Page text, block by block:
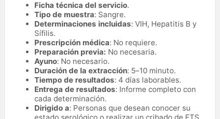
Ficha técnica del servicio.
Tipo de muestra: Sangre.
Determinaciones incluidas: VIH, Hepatitis B y
Sífilis.
Prescripción médica: No requiere.
Preparación previa: No necesaria.
Ayuno: No necesario.
Duración de la extracción: 5–10 minuto.
Tiempo de resultados: 4 días laborables.
Entrega de resultados: Informe completo con
cada determinación.
Dirigido a: Personas que desean conocer su